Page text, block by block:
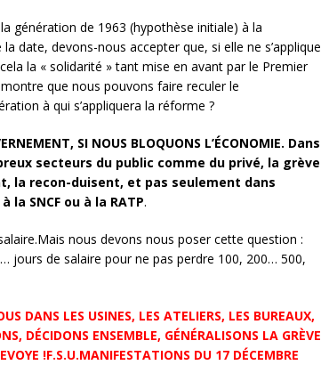
génération de 1963 (hypothèse initiale) à la
date, devons-nous accepter que, si elle ne s’applique
la « solidarité » tant mise en avant par le Premier
que nous pouvons faire reculer le
à qui s’appliquera la réforme ?
SI NOUS BLOQUONS L’ÉCONOMIE. Dans
secteurs du public comme du privé, la grève
la recon-duisent, et pas seulement dans
la SNCF ou à la RATP.
nous devons nous poser cette question :
jours de salaire pour ne pas perdre 100, 200… 500,
DANS LES USINES, LES ATELIERS, LES BUREAUX,
DÉCIDONS ENSEMBLE, GÉNÉRALISONS LA GRÈVE
!F.S.U.MANIFESTATIONS DU 17 DÉCEMBRE